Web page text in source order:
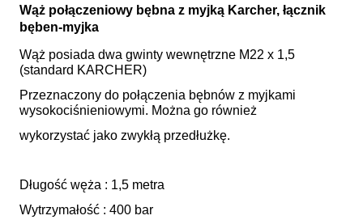
Wąż połączeniowy bębna z myjką Karcher, łącznik
bęben-myjka
Wąż posiada dwa gwinty wewnętrzne M22 x 1,5
(standard KARCHER)
Przeznaczony do połączenia bębnów z myjkami
wysokociśnieniowymi. Można go również
wykorzystać jako zwykłą przedłużkę.
Długość węża : 1,5 metra
Wytrzymałość : 400 bar